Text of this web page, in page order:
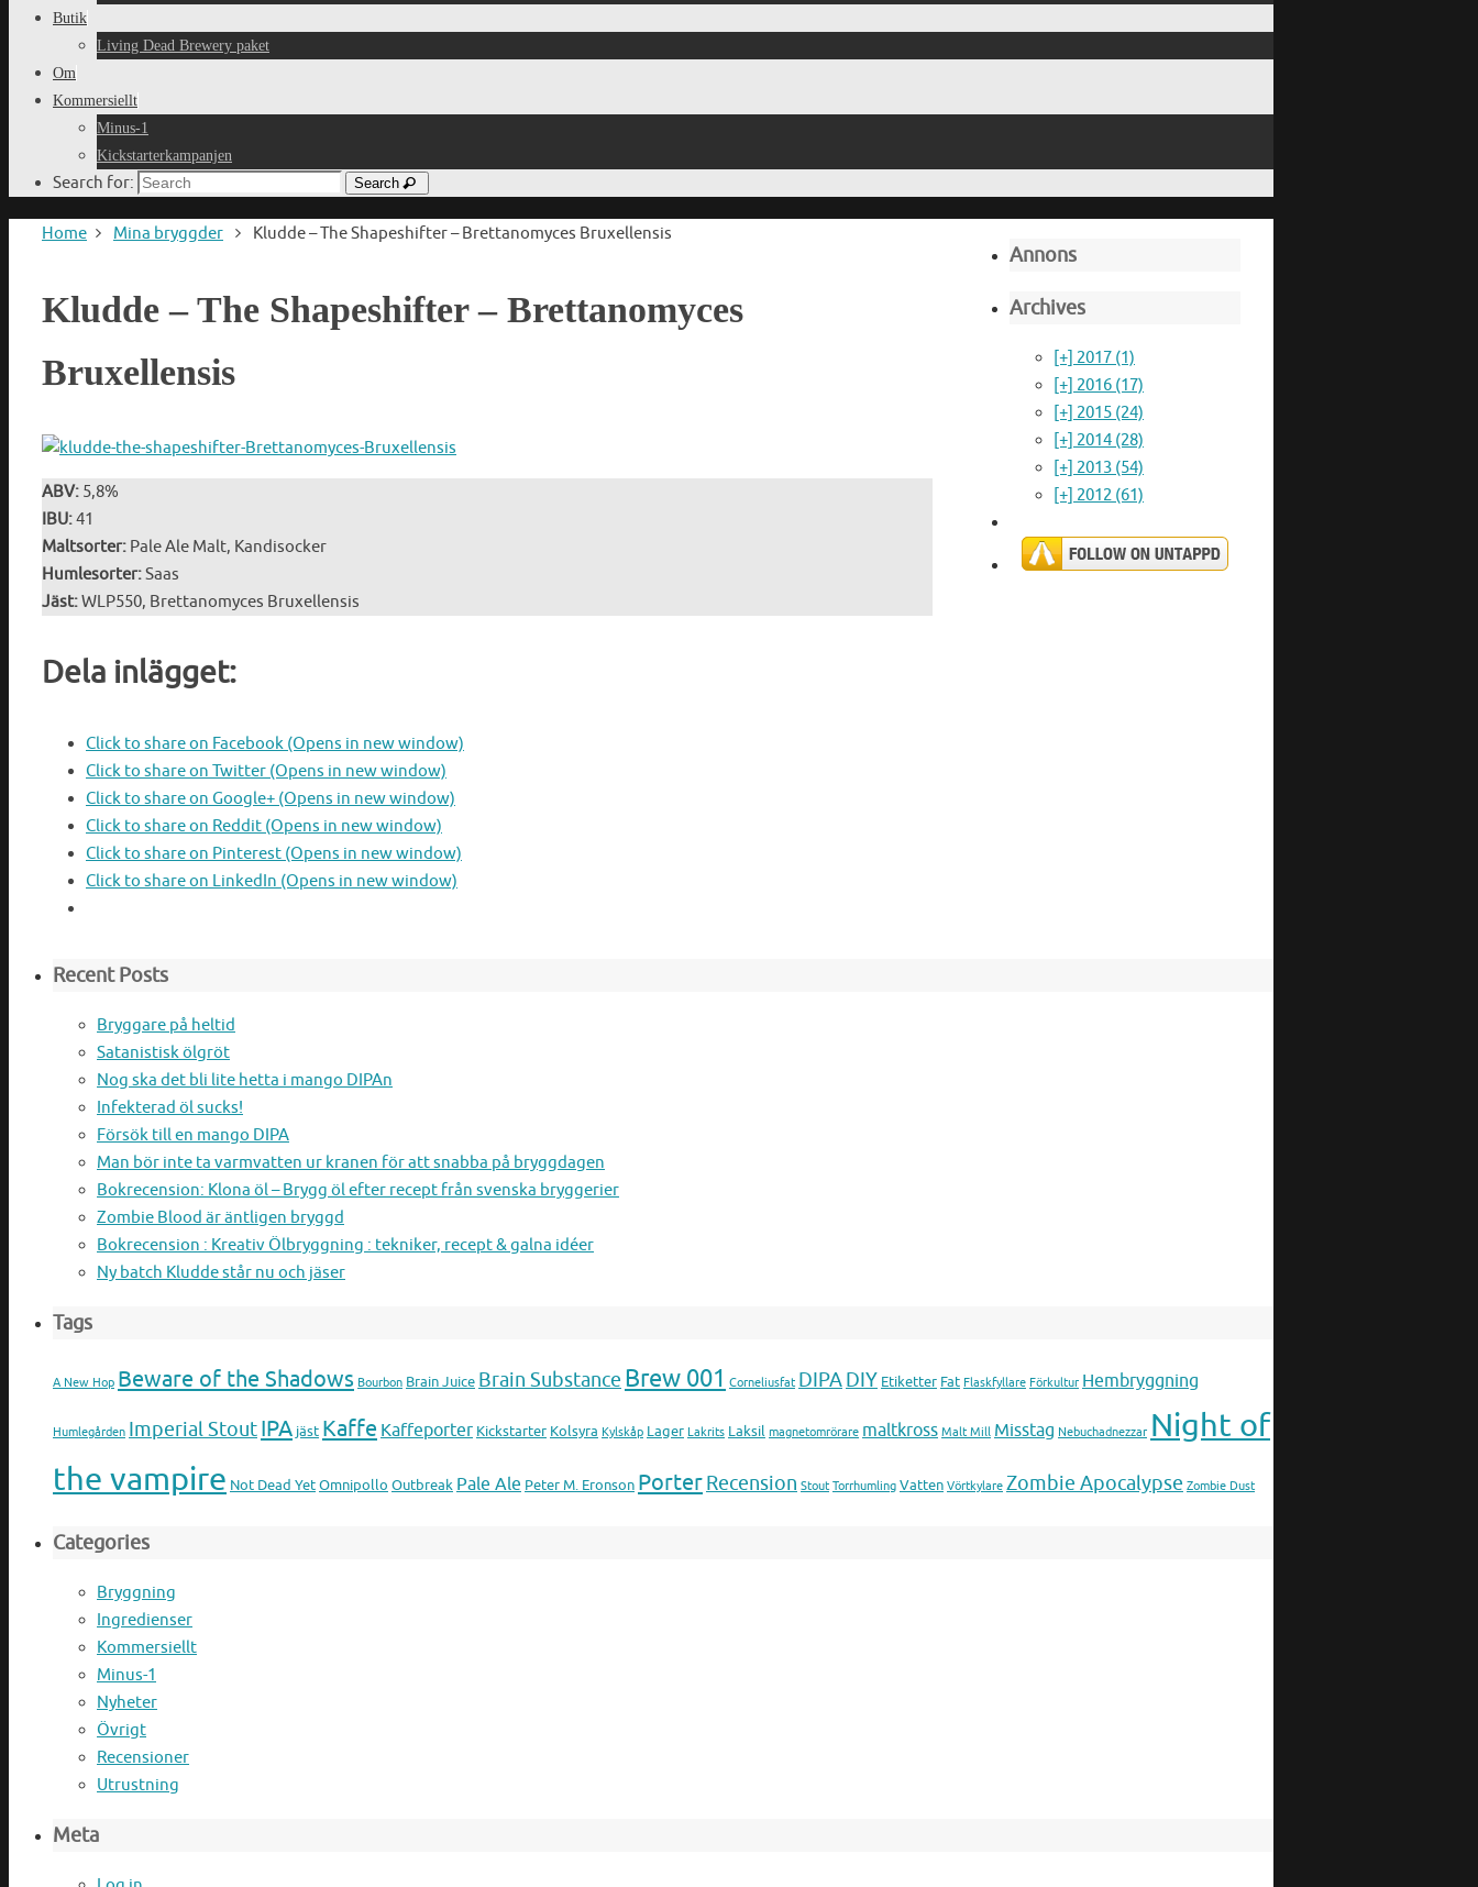
Butik
Living Dead Brewery paket
Om
Kommersiellt
Minus-1
Kickstarterkampanjen
Search for: Search
Home Mina bryggder Kludde – The Shapeshifter – Brettanomyces Bruxellensis
Kludde – The Shapeshifter – Brettanomyces
Bruxellensis
ABV: 5,8%
IBU:41
Maltsorter: Pale Ale Malt, Kandisocker
Humlesorter:Saas
Jäst:WLP550, Brettanomyces Bruxellensis
Dela inlägget:
Click to share on Facebook (Opens in new window)
Click to share on Twitter (Opens in new window)
Click to share on Google+ (Opens in new window)
Click to share on Reddit (Opens in new window)
Click to share on Pinterest (Opens in new window)
Click to share on LinkedIn (Opens in new window)
Annons
Archives
[+] 2017 (1)
[+] 2016 (17)
[+] 2015 (24)
[+] 2014 (28)
[+] 2013 (54)
[+] 2012 (61)
Recent Posts
Bryggare på heltid
Satanistisk ölgröt
Nog ska det bli lite hetta i mango DIPAn
Infekterad öl sucks!
Försök till en mango DIPA
Man bör inte ta varmvatten ur kranen för att snabba på bryggdagen
Bokrecension: Klona öl – Brygg öl efter recept från svenska bryggerier
Zombie Blood är äntligen bryggd
Bokrecension : Kreativ Ölbryggning : tekniker, recept & galna idéer
Ny batch Kludde står nu och jäser
Tags
A New Hop Beware of the Shadows Bourbon Brain Juice Brain Substance Brew 001 Corneliusfat DIPADIY Etiketter Fat Flaskfyllare Förkultur Hembryggning
Humlegården Imperial StoutIPA jäst Kaffe Kaffeporter Kickstarter Kolsyra Kylskåp Lager Lakrits Laksil magnetomrörare maltkross Malt Mill Misstag Nebuchadnezzar Night of
the vampire Not Dead YetOmnipollo Outbreak Pale Ale Peter M. Eronson PorterRecension Stout Torrhumling Vatten Vörtkylare Zombie Apocalypse Zombie Dust
Categories
Bryggning
Ingredienser
Kommersiellt
Minus-1
Nyheter
Övrigt
Recensioner
Utrustning
Meta